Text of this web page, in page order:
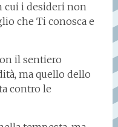
cui i desideri non
che Ti conosca e
il sentiero
ma quello dello
contro le